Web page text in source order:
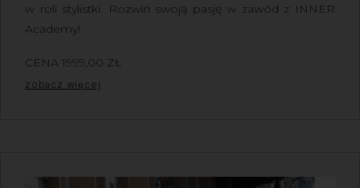
w roli stylistki. Rozwiń swoją pasję w zawód z INNER
Academy!
CENA 1999,00 ZŁ
zobacz więcej